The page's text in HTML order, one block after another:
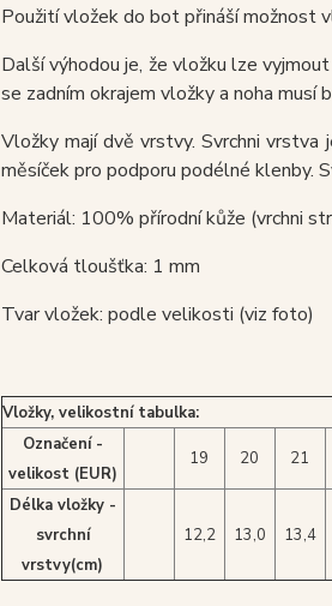
Použití vložek do bot přináší možnost
Další výhodou je, že vložku lze
se zadním okrajem vložky a noha
Vložky mají dvě vrstvy. Svrchni
měsíček pro podporu podélné klenby.
Materiál: 100% přírodní kůže (vrchni
Celková tloušťka: 1 mm
Tvar vložek: podle velikosti (viz foto)
Vložky, velikostní tabulka:
Označení -
velikost (EUR)
19 20 21
Délka vložky -
svrchní
vrstvy(cm)
12,2 13,0 13,4